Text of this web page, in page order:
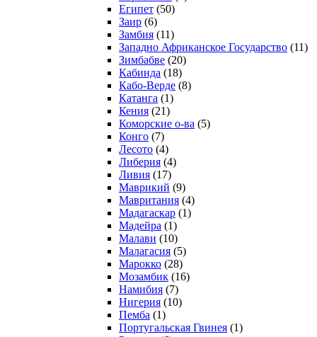
Египет (50)
Заир (6)
Замбия (11)
Западно Африканское Государство (11)
Зимбабве (20)
Кабинда (18)
Кабо-Верде (8)
Катанга (1)
Кения (21)
Коморcкие о-ва (5)
Конго (7)
Лесото (4)
Либерия (4)
Ливия (17)
Маврикий (9)
Мавритания (4)
Мадагаскар (1)
Мадейра (1)
Малави (10)
Малагасия (5)
Марокко (28)
Мозамбик (16)
Намибия (7)
Нигерия (10)
Пемба (1)
Португальская Гвинея (1)